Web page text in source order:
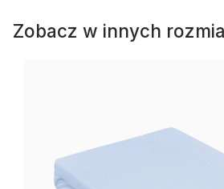
Zobacz w innych